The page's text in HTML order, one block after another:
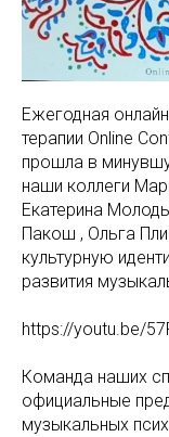
Ежегодная
терапии Online
прошла в
наши коллеги
Екатерина
Пакош , Ольга
культурную
развития
https://youtu.be/
Команда наших
официальные
музыкальных